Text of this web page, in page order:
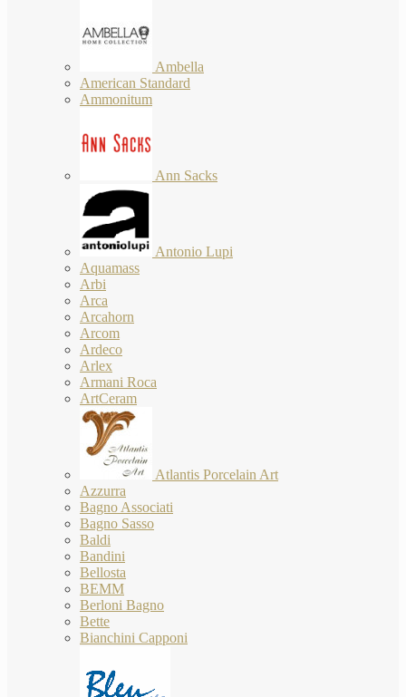
Ambella
American Standard
Ammonitum
Ann Sacks
Antonio Lupi
Aquamass
Arbi
Arca
Arcahorn
Arcom
Ardeco
Arlex
Armani Roca
ArtCeram
Atlantis Porcelain Art
Azzurra
Bagno Associati
Bagno Sasso
Baldi
Bandini
Bellosta
BEMM
Berloni Bagno
Bette
Bianchini Capponi